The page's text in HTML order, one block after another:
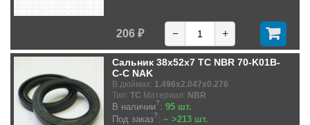
206 ₽ − +
Сальник 38x52x7 TC NBR 70-K01B-
C-C NAK
В дюймах: 1.496x2.047x0.276
Тип: TC Материал: NBR
В наличии?: 95 шт.
Под заказ?: ~ >213 шт.